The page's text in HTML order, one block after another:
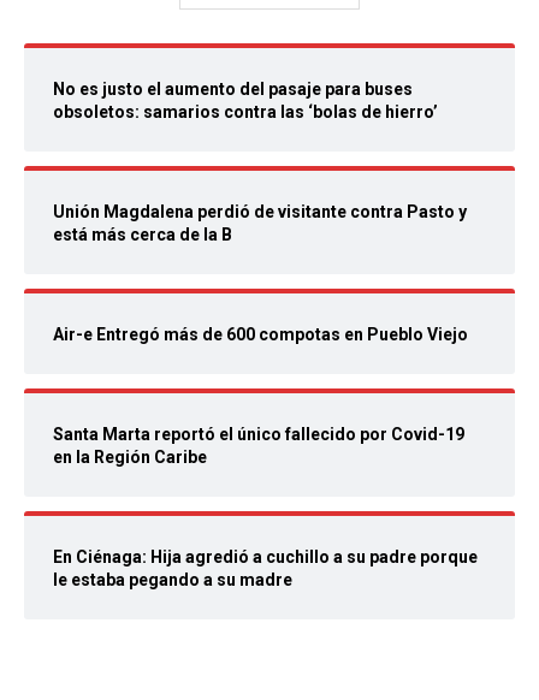
No es justo el aumento del pasaje para buses
obsoletos: samarios contra las ‘bolas de hierro’
Unión Magdalena perdió de visitante contra Pasto y
está más cerca de la B
Air-e Entregó más de 600 compotas en Pueblo Viejo
Santa Marta reportó el único fallecido por Covid-19
en la Región Caribe
En Ciénaga: Hija agredió a cuchillo a su padre porque
le estaba pegando a su madre